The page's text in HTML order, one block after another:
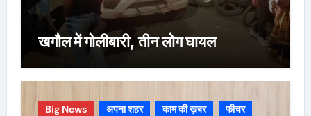
खगौल में गोलीबारी, तीन लोग घायल
Big News अपना शहर काम की ख़बर फीचर